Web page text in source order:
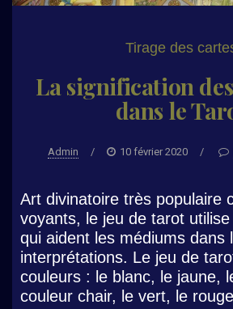
Tirage des
La signification
dans le
Admin / 10 février 2020 /
Art divinatoire très populaire
voyants, le jeu de tarot
qui aident les médiums dans
interprétations. Le jeu de
couleurs : le blanc, le jaune,
couleur chair, le vert, le